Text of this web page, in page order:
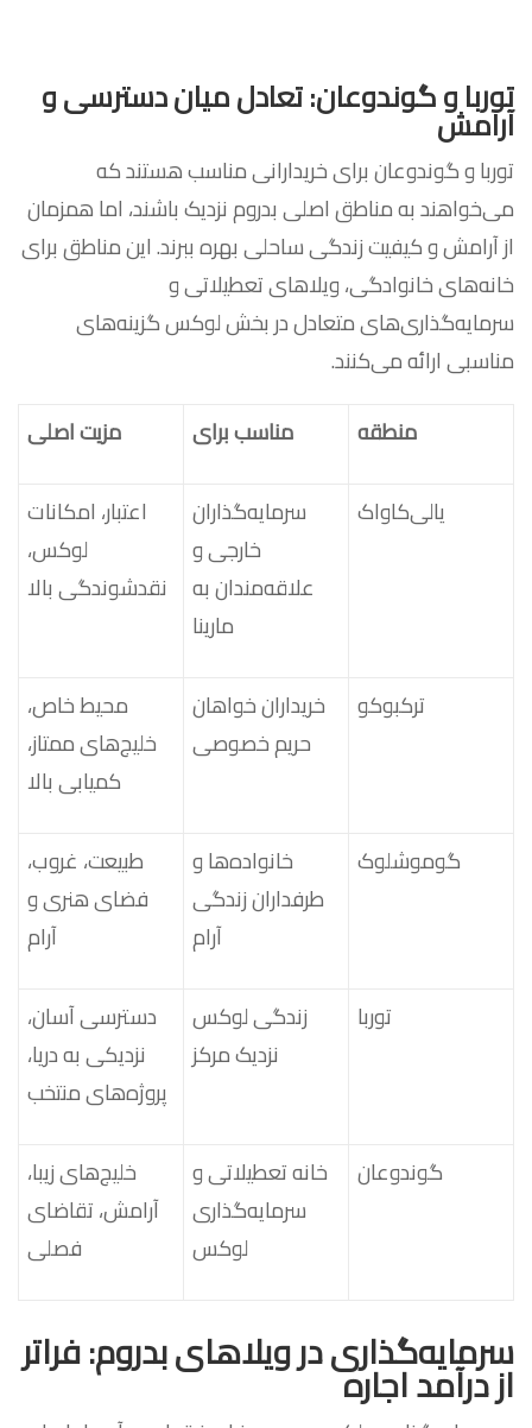
توربا و گوندوعان: تعادل میان دسترسی و
آرامش
توربا و گوندوعان برای خریدارانی مناسب هستند که
می‌خواهند به مناطق اصلی بدروم نزدیک باشند، اما همزمان
از آرامش و کیفیت زندگی ساحلی بهره ببرند. این مناطق برای
خانه‌های خانوادگی، ویلاهای تعطیلاتی و
سرمایه‌گذاری‌های متعادل در بخش لوکس گزینه‌های
مناسبی ارائه می‌کنند.
منطقه
مناسب برای مزیت اصلی
یالی‌کاواک
سرمایه‌گذاران
خارجی و
علاقه‌مندان به
مارینا
اعتبار، امکانات
لوکس،
نقدشوندگی بالا
ترکبوکو
خریداران خواهان
حریم خصوصی
محیط خاص،
خلیج‌های ممتاز،
کمیابی بالا
گوموشلوک
خانواده‌ها و
طرفداران زندگی
آرام
طبیعت، غروب،
فضای هنری و
آرام
توربا
زندگی لوکس
نزدیک مرکز
دسترسی آسان،
نزدیکی به دریا،
پروژه‌های منتخب
گوندوعان
خانه تعطیلاتی و
سرمایه‌گذاری
لوکس
خلیج‌های زیبا،
آرامش، تقاضای
فصلی
سرمایه‌گذاری در ویلاهای بدروم: فراتر
از درآمد اجاره